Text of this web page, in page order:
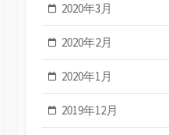
2020年3月
2020年2月
2020年1月
2019年12月